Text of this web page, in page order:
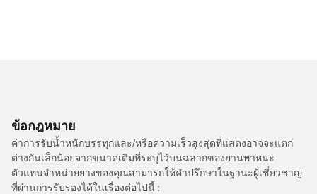
ข้อกฎหมาย
ค่าการรับน้ำหนักบรรทุกและ/หรือความเร็วสูงสุดที่แสดงอาจจะแตก
ต่างกันเล็กน้อยจากขนาดเดิมที่ระบุไว้บนฉลากของยานพาหนะ
ตัวแทนจำหน่ายยางของคุณสามารถให้คำปรึกษาในฐานะผู้เชี่ยวชาญ
ที่ผ่านการรับรองได้ในเรื่องต่อไปนี้ :